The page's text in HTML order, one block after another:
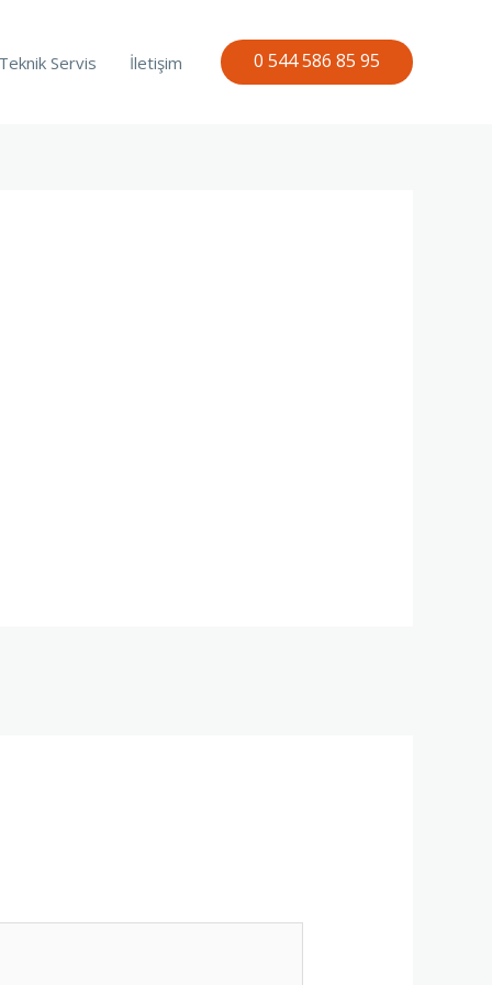
Servis İletişim 0 544 586 85 95